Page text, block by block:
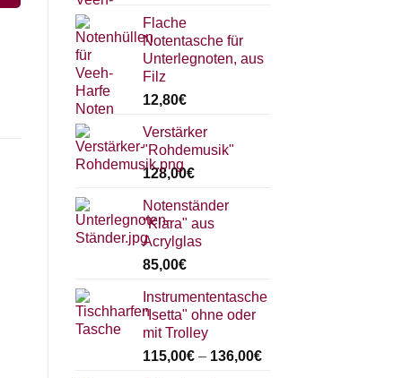
Flache
Notentasche für
Unterlegnoten, aus
Filz
12,80€
Verstärker
"Rohdemusik"
128,00€
Notenständer
"Klara" aus
Acrylglas
85,00€
Instrumententasche
"Isetta" ohne oder
mit Trolley
115,00€– 136,00€